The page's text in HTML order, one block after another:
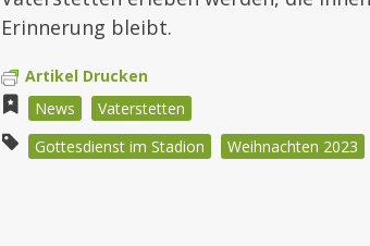
Erinnerung bleibt.
Artikel Drucken
News
Vaterstetten
Gottesdienst im Stadion
Weihnachten 2023